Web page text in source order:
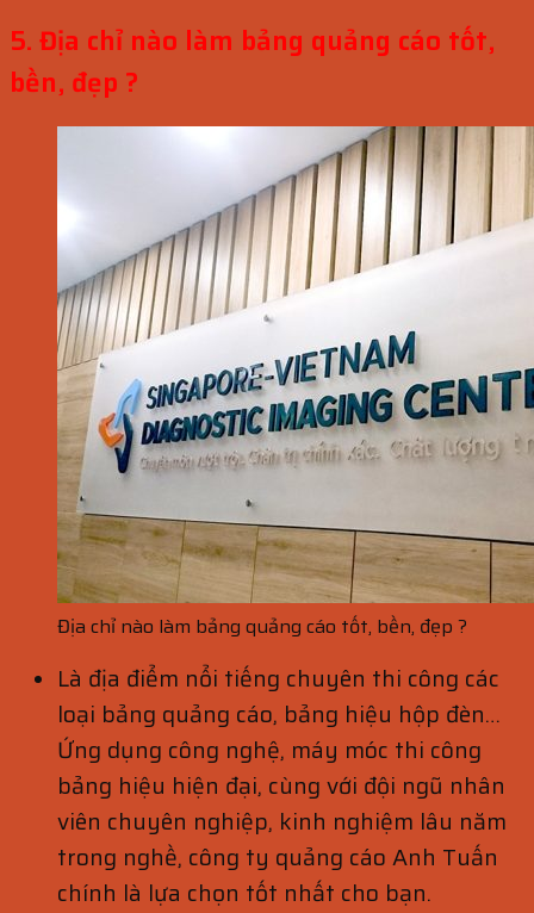
5. Địa chỉ nào làm bảng quảng cáo tốt,
bền, đẹp ?
Địa chỉ nào làm bảng quảng cáo tốt, bền, đẹp ?
Là địa điểm nổi tiếng chuyên thi công các
loại bảng quảng cáo, bảng hiệu hộp đèn…
Ứng dụng công nghệ, máy móc thi công
bảng hiệu hiện đại, cùng với đội ngũ nhân
viên chuyên nghiệp, kinh nghiệm lâu năm
trong nghề, công ty quảng cáo Anh Tuấn
chính là lựa chọn tốt nhất cho bạn.